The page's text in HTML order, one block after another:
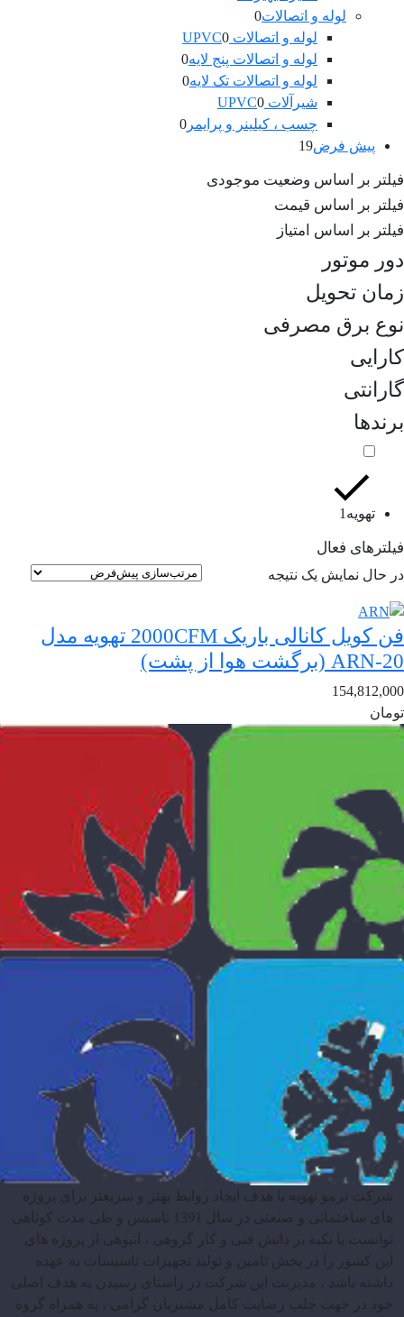
لوله و اتصالات0
0
محصوللوله و اتصالات UPVC 0
0
محصول لوله و اتصالات پنج لایه0
0
لوله و اتصالات تک لایه0
0
شیرآلات UPVC 0
0
محصول
چسب ، کیلینر و پرایمر 0
0
پیش فرض19
فیلتر بر اساس وضعیت موجودی
فیلتر بر اساس قیمت
فیلتر بر اساس امتیاز
دور موتور
زمان تحویل
نوع برق مصرفی
کارایی
گارانتی
برندها
تهویه 1
فیلترهای فعال
در حال نمایش یک نتیجه
فن کویل کانالی باریک 2000CFM تهویه مدل
ARN-20 (برگشت هوا از پشت)
154,812,000
تومان
شرکت ترمو تهویه با هدف ایجاد روابط بهتر و سریعتر برای پروژه
های ساختمانی و صنعتی در سال 1391 تاسیس و طی مدت کوتاهی
توانست با تکیه بر دانش فنی و کار گروهی ، انبوهی از پروژه های
این کشور را در بخش تامین و تولید تجهیزات تاسیسات به عهده
داشته باشد ، مدیریت این شرکت در راستای رسیدن به هدف اصلی
خود در جهت جلب رضایت کامل مشتریان گرامی ، به همراه گروه